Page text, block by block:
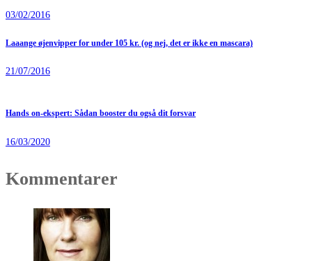
03/02/2016
Laaange øjenvipper for under 105 kr. (og nej, det er ikke en mascara)
21/07/2016
Hands on-ekspert: Sådan booster du også dit forsvar
16/03/2020
Kommentarer